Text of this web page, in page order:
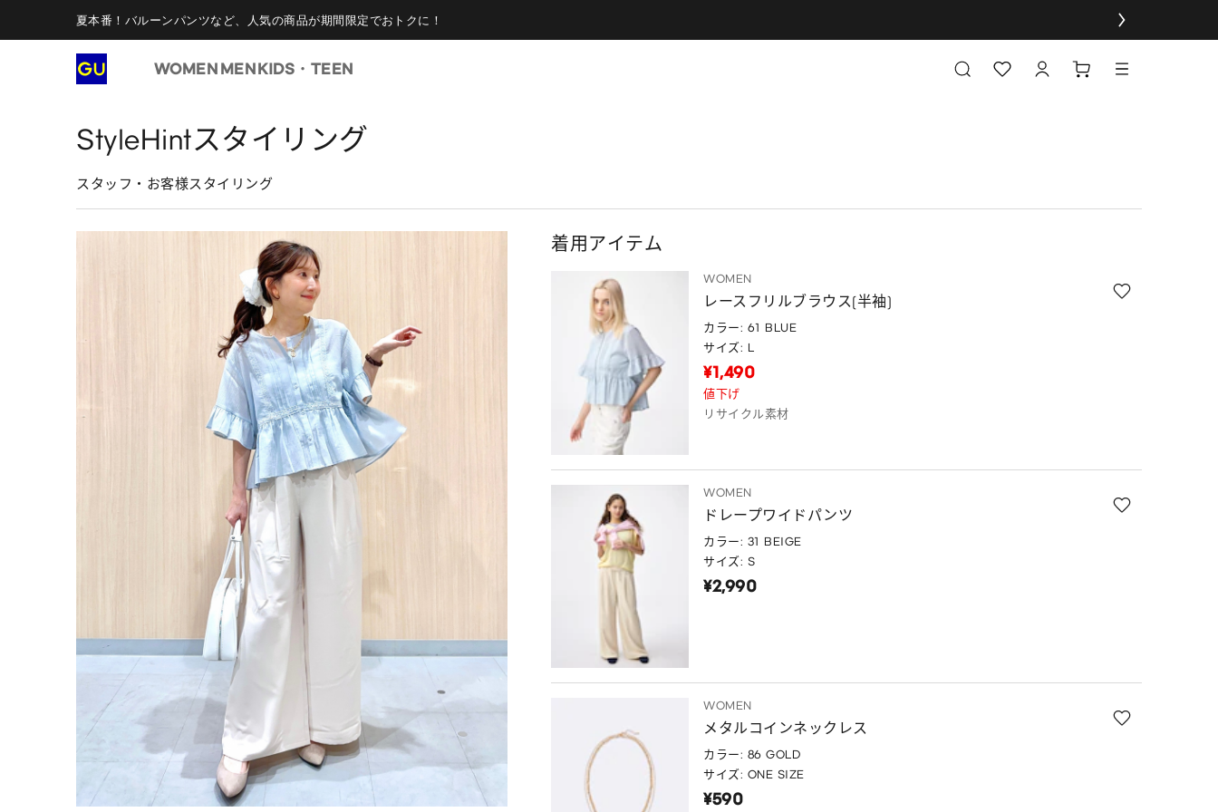
夏本番！バルーンパンツなど、人気の商品が期間限定でおトクに！
WOMEN MENKIDS・TEEN
StyleHintスタイリング
スタッフ・お客様スタイリング
着用アイテム
WOMEN
レースフリルブラウス(半袖)
カラー: 61 BLUE
サイズ: L
¥1,490
値下げ
リサイクル素材
WOMEN
ドレープワイドパンツ
カラー: 31 BEIGE
サイズ: S
¥2,990
WOMEN
メタルコインネックレス
カラー: 86 GOLD
サイズ: ONE SIZE
¥590